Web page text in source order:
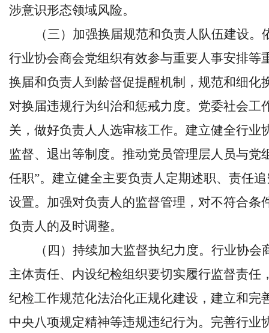
涉意识形态领域风险。
（三）加强换届规范和负责人队伍建设
行业协会商会党组织有效参与重要人事安排等
换届和负责人到龄督促提醒机制，规范和细化
对换届违规行为纠治和惩戒力度。党委社会工
关，做好负责人人选审核工作。建立健全行业
监督、退出等制度。推动党员管理层人员与党
任职”。建立健全主要负责人定期述职、责任
设置。加强对负责人的监督管理，对不符合条
负责人的及时调整。
（四）持续加大监督执纪力度。行业协
主体责任、内设纪检组织要切实履行监督责任
纪检工作规范化法治化正规化建设，建立和完
中央八项规定精神等违规违纪行为。完善行业